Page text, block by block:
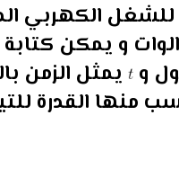
للشغل
و يمكن كتابة
و يمثل الزمن
منها القدرة